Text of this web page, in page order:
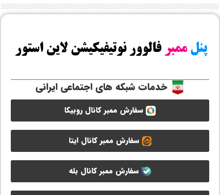
خدمات شبکه های اجتماعی ایرانی
سفارش ممبر کانال روبیکا
سفارش ممبر کانال ایتا
سفارش ممبر کانال بله